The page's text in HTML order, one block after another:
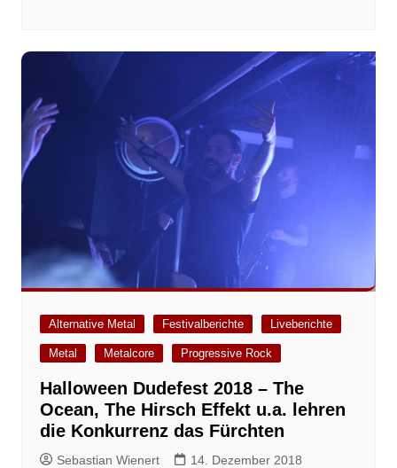
Alternative Metal Festivalberichte Liveberichte
Metal Metalcore Progressive Rock
Halloween Dudefest 2018 – The
Ocean, The Hirsch Effekt u.a. lehren
die Konkurrenz das Fürchten
Sebastian Wienert 14. Dezember 2018